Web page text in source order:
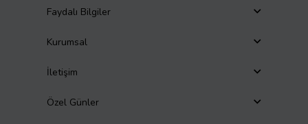
Faydalı Bilgiler
Kurumsal
İletişim
Özel Günler